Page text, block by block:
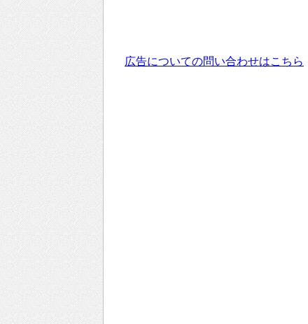
広告についての問い合わせはこちら